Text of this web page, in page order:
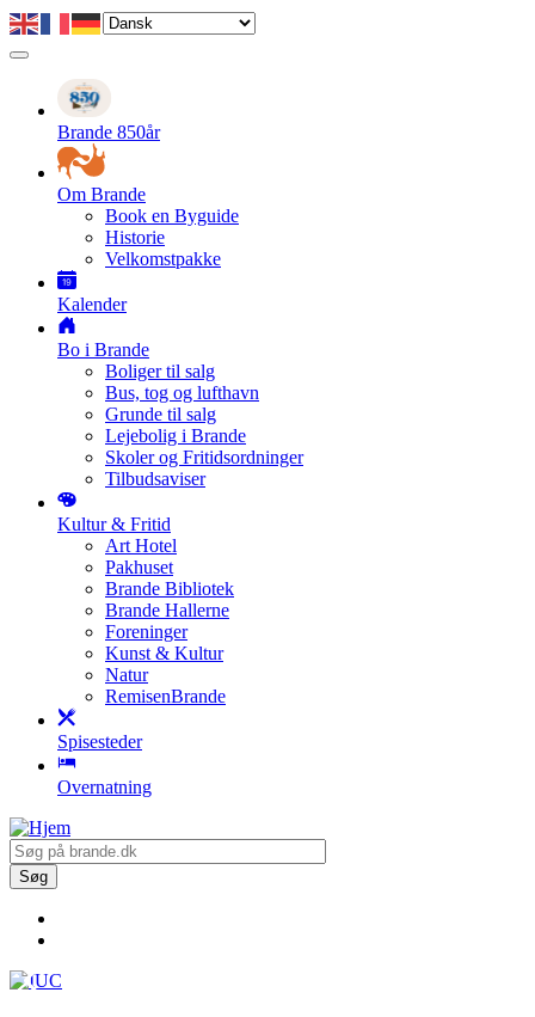
Gå
til
hovedindhold
Primær
navigation
Brande 850år
Om Brande
Book en Byguide
Historie
Velkomstpakke
Kalender
Bo i Brande
Boliger til salg
Bus, tog og lufthavn
Grunde til salg
Lejebolig i Brande
Skoler og Fritidsordninger
Tilbudsaviser
Kultur & Fritid
Art Hotel
Pakhuset
Brande Bibliotek
Brande Hallerne
Foreninger
Kunst & Kultur
Natur
RemisenBrande
Spisesteder
Overnatning